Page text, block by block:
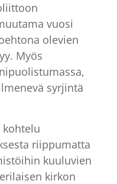
vuosi
olevien
Myös
syrjintä
riippumatta
kuuluvien
kirkon